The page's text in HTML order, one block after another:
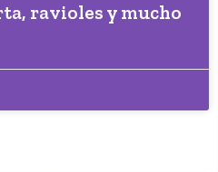
ravioles y mucho